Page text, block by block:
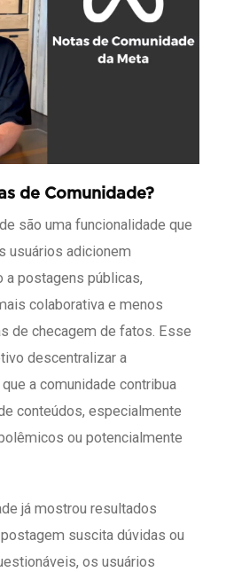
de Comunidade?
são uma funcionalidade que
usuários adicionem
postagens públicas,
colaborativa e menos
de checagem de fatos. Esse
descentralizar a
a comunidade contribua
conteúdos, especialmente
ou potencialmente
já mostrou resultados
suscita dúvidas ou
os usuários